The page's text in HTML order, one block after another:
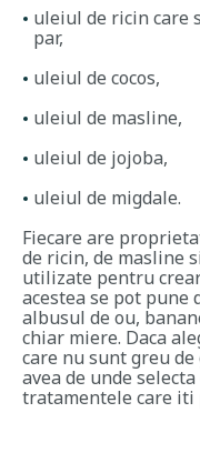
uleiul de ricin care
par,
uleiul de cocos,
uleiul de masline,
uleiul de jojoba,
uleiul de migdale.
Fiecare are
de ricin, de masline
utilizate pentru
acestea se pot pune
albusul de ou,
chiar miere. Daca
care nu sunt greu de
avea de unde
tratamentele care iti